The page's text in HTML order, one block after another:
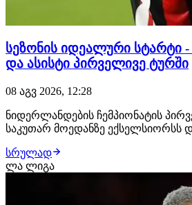
სეზონის იდეალური სტარტი
და ასისტი პირველივე ტურში
08 აგვ 2026, 12:28
ნიდერლანდების ჩემპიონატის
საკუთარ მოედანზე ექსელსიორსს
ექსელსიორსის ქართველი
იეგოიანი. ერედივიზონის ახალი
სრულად
ლა ლიგა